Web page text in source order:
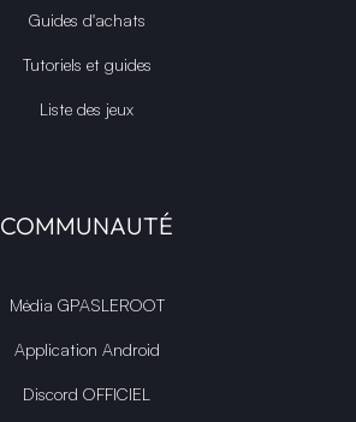
Guides d'achats
Tutoriels et guides
Liste des jeux
COMMUNAUTÉ
Média GPASLEROOT
Application Android
Discord OFFICIEL